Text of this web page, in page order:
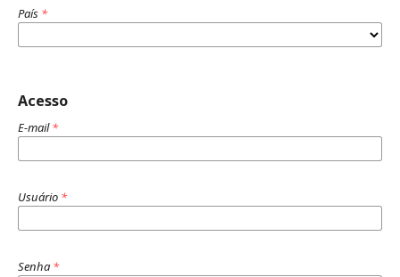
País *
Acesso
E-mail*
Usuário *
Senha *